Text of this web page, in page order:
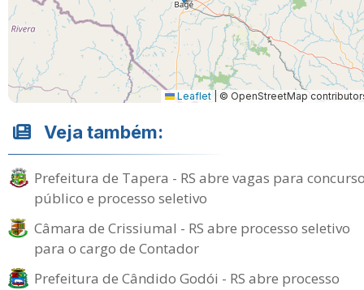
Leaflet © OpenStreetMap
Veja também:
Prefeitura de Tapera - RS abre vagas para
público e processo seletivo
Câmara de Crissiumal - RS abre processo seletivo
para o cargo de Contador
Prefeitura de Cândido Godói - RS abre processo